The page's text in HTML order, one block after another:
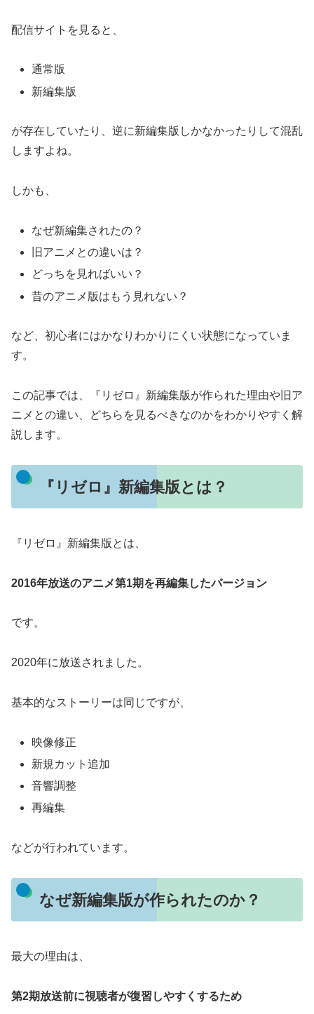
配信サイトを見ると、
通常版
新編集版
が存在していたり、逆に新編集版しかなかったりして混乱
しますよね。
しかも、
なぜ新編集されたの？
旧アニメとの違いは？
どっちを見ればいい？
昔のアニメ版はもう見れない？
など、初心者にはかなりわかりにくい状態になっていま
す。
この記事では、『リゼロ』新編集版が作られた理由や旧ア
ニメとの違い、どちらを見るべきなのかをわかりやすく解
説します。
『リゼロ』新編集版とは？
『リゼロ』新編集版とは、
2016年放送のアニメ第1期を再編集したバージョン
です。
2020年に放送されました。
基本的なストーリーは同じですが、
映像修正
新規カット追加
音響調整
再編集
などが行われています。
なぜ新編集版が作られたのか？
最大の理由は、
第2期放送前に視聴者が復習しやすくするため